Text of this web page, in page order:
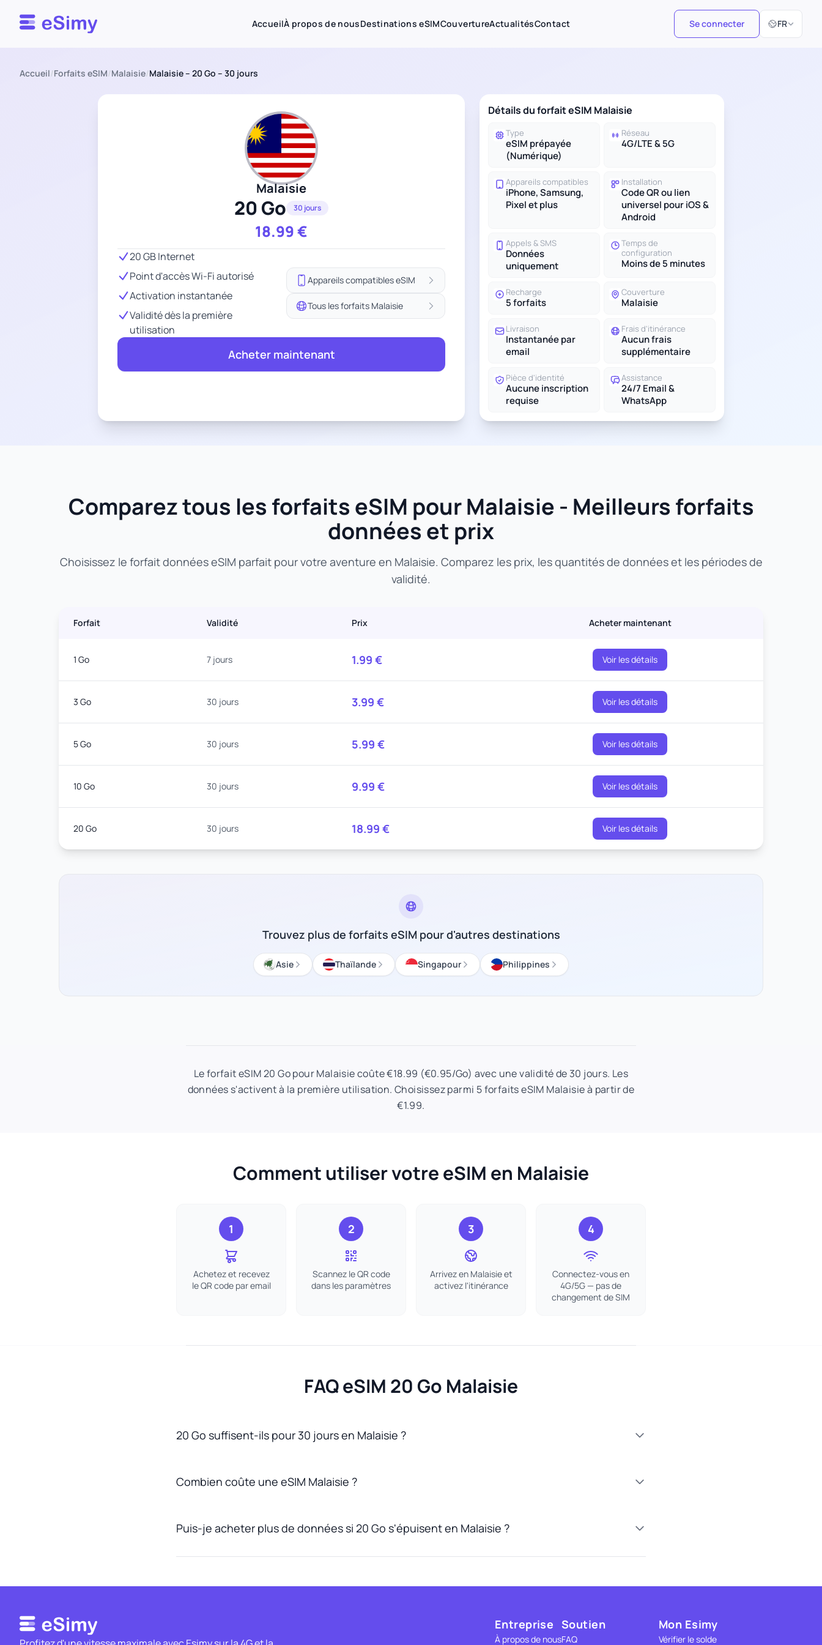
Esimy AccueilÀ propos de nousDestinations eSIMCouvertureActualitésContact Se connecter FR
Sélectionner
Accueil/Forfaits eSIM/Malaisie/Malaisie – 20 Go – 30 jours
Malaisie
20 Go 30 jours
18.99€
20 GB Internet
Point d'accès Wi-Fi autorisé
Activation instantanée
Validité dès la première
utilisation
Appareils compatibles eSIM
Tous les forfaits Malaisie
Acheter maintenant
Détails du forfait eSIM Malaisie
Type
eSIM prépayée
(Numérique)
Réseau
4G/LTE & 5G
Appareils compatibles
iPhone, Samsung,
Pixel et plus
Installation
Code QR ou lien
universel pour iOS &
Android
Appels & SMS
Données
uniquement
Temps de
configuration
Moins de 5 minutes
Recharge
5 forfaits
Couverture
Malaisie
Livraison
Instantanée par
email
Frais d'itinérance
Aucun frais
supplémentaire
Pièce d'identité
Aucune inscription
requise
Assistance
24/7 Email &
WhatsApp
Comparez tous les forfaits eSIM pour Malaisie - Meilleurs forfaits
données et prix
Choisissez le forfait données eSIM parfait pour votre aventure en Malaisie. Comparez les prix, les quantités de données et les périodes de
validité.
Forfait Validité Prix Acheter maintenant
1 Go 7 jours 1.99 € Voir les détails
3 Go 30 jours 3.99 € Voir les détails
5 Go 30 jours 5.99 € Voir les détails
10 Go 30 jours 9.99 € Voir les détails
20 Go 30 jours 18.99 € Voir les détails
Trouvez plus de forfaits eSIM pour d'autres destinations
Asie Thaïlande Singapour Philippines
Le forfait eSIM 20 Go pour Malaisie coûte €18.99 (€0.95/Go) avec une validité de 30 jours. Les
données s'activent à la première utilisation. Choisissez parmi 5 forfaits eSIM Malaisie à partir de
€1.99.
Comment utiliser votre eSIM en Malaisie
1
Achetez et recevez
le QR code par email
2
Scannez le QR code
dans les paramètres
3
Arrivez en Malaisie et
activez l'itinérance
4
Connectez-vous en
4G/5G — pas de
changement de SIM
FAQ eSIM 20 Go Malaisie
20 Go suffisent-ils pour 30 jours en Malaisie ?
Combien coûte une eSIM Malaisie ?
Puis-je acheter plus de données si 20 Go s'épuisent en Malaisie ?
Entreprise
À propos de nous
Soutien
FAQ
Mon Esimy
Vérifier le solde